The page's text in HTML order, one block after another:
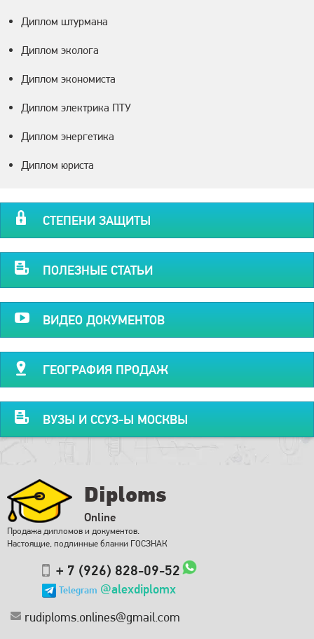
Диплом штурмана
Диплом эколога
Диплом экономиста
Диплом электрика ПТУ
Диплом энергетика
Диплом юриста
СТЕПЕНИ ЗАЩИТЫ
ПОЛЕЗНЫЕ СТАТЬИ
ВИДЕО ДОКУМЕНТОВ
ГЕОГРАФИЯ ПРОДАЖ
ВУЗЫ И ССУЗ-Ы МОСКВЫ
Diploms
Online
Продажа дипломов и документов.
Настоящие, подлинные бланки ГОСЗНАК
+ 7 (926) 828-09-52
Telegram @alexdiplomx
rudiploms.onlines@gmail.com